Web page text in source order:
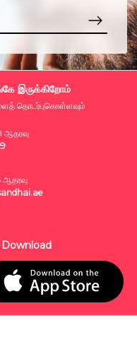
இருக்கிறோம்
தொடர்புகொள்ளவும்
ஆதரவு